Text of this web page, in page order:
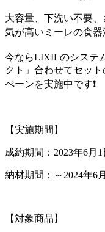
大容量、下洗い不要、
気が高い ミーレの食
今ならLIXILのシステ
クト」 合わせてセッ
ぺーンを実施中です❗
【実施期間】
成約期間：2023年6月
納材期間：～2024年6
【対象商品】